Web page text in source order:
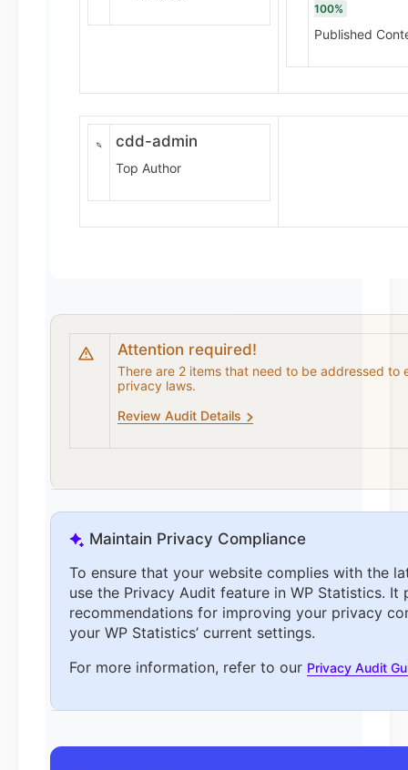
100%
Published
cdd-admin
Top Author
Attention required!
There are 2 items that need to be addressed to
privacy laws.
Review Audit Details
Maintain Privacy Compliance
To ensure that your website complies with the
use the Privacy Audit feature in WP Statistics. It
recommendations for improving your privacy
your WP Statistics’ current settings.
For more information, refer to our Privacy Audit